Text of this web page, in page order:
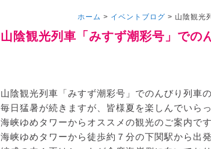
ホーム > イベントブログ > 山陰観光
山陰観光列車「みすず潮彩号」での
山陰観光列車「みすず潮彩号」でのんびり列車
毎日猛暑が続きますが、皆様夏を楽しんでいら
海峡ゆめタワーからオススメの観光のご案内です
海峡ゆめタワーから徒歩約７分の下関駅から出